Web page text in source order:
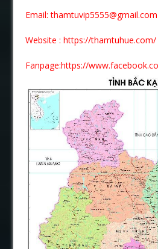
Email: thamtuvip5555@gmail.com
Website :https://thamtuhue.com/
Fanpage:https://